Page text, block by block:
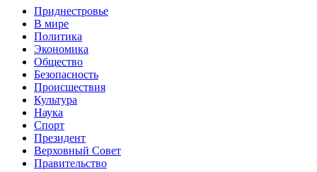
Приднестровье
В мире
Политика
Экономика
Общество
Безопасность
Происшествия
Культура
Наука
Спорт
Президент
Верховный Совет
Правительство